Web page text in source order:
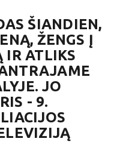
ŠIANDIEN,
ŽENGS Į
IR ATLIKS
JO
- 9.